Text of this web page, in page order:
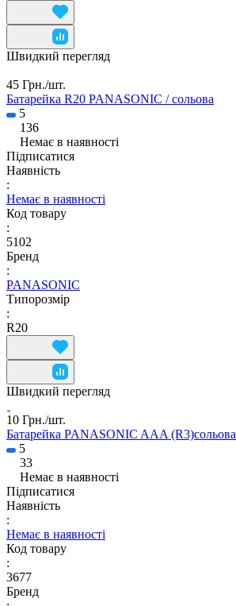
Швидкий перегляд
45 Грн./шт.
Батарейка R20 PANASONIC / сольова
5
136
Немає в наявності
Підписатися
Наявність
:
Немає в наявності
Код товару
:
5102
Бренд
:
PANASONIC
Типорозмір
:
R20
Швидкий перегляд
10 Грн./шт.
Батарейка PANASONIC AAA (R3)сольова
5
33
Немає в наявності
Підписатися
Наявність
:
Немає в наявності
Код товару
:
3677
Бренд